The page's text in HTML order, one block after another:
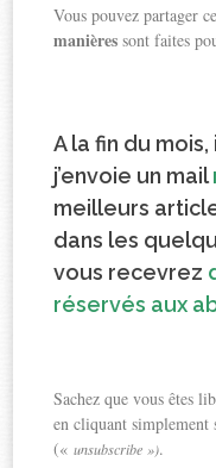
Vous pouvez partager
manières sont faites
A la fin du
j’envoie un mail
meilleurs
dans les
vous recevrez
réservés aux
Sachez que vous êtes
en cliquant
(«unsubscribe »).